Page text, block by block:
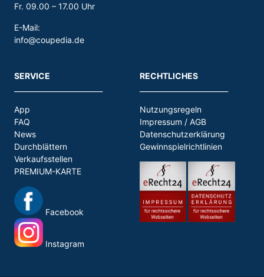
Fr. 09.00 – 17.00 Uhr
E-Mail:
info@coupedia.de
SERVICE
App
FAQ
News
Durchblättern
Verkaufsstellen
PREMIUM-KARTE
Facebook
Instagram
RECHTLICHES
Nutzungsregeln
Impressum / AGB
Datenschutzerklärung
Gewinnspielrichtlinien